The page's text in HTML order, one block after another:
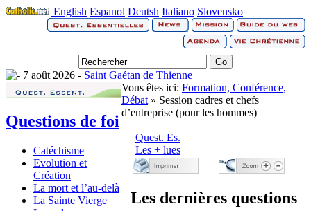
English Espanol Deutsh Italiano Slovensko
7 août 2026 - Saint Gaétan de Thienne
Questions de foi
Catéchisme
Evolution et
Création
La mort et l’au-delà
La Sainte Vierge
Vous êtes ici: Formation, Conférence,
Débat » Session cadres et chefs
d’entreprise (pour les hommes)
Quest. Es.
Les + lues
Les dernières questions